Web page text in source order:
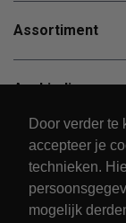
Door verder te
accepteer je
technieken.
mogelijk
Assortiment
Aanbiedingen
Klantenservice